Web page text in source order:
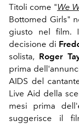
Titoli come "We
Bottomed Girls"
giusto nel film.
decisione di
solista, Roger
prima
AIDS del
Live Aid della
mesi prima
suggerisce il